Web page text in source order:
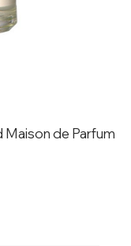
Maison de Parfum